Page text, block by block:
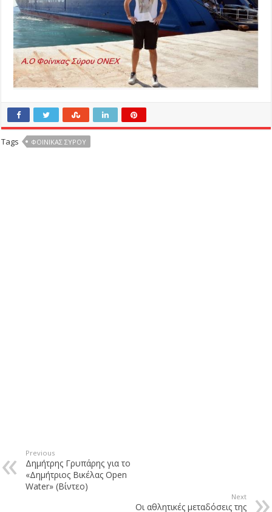
Tags ΦΟΙΝΙΚΑΣ ΣΥΡΟΥ
Previous
Δημήτρης Γρυπάρης για το
«Δημήτριος Βικέλας Open
Water» (Βίντεο)
Next
Οι αθλητικές μεταδόσεις της